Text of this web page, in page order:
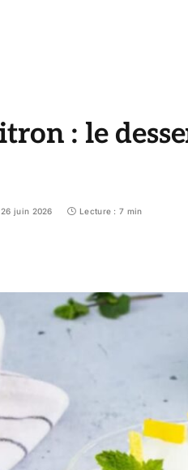
: le
26 juin 2026 Lecture : 7 min